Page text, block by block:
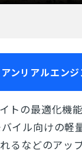
ンリアルエン
トの最適化機
イル向けの軽
るなどのアッ